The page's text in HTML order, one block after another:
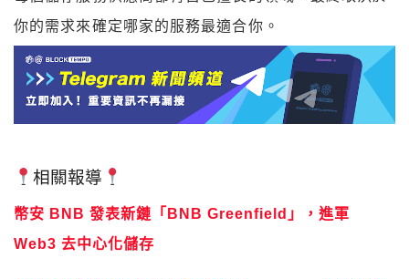
你的需求來確定哪家的服務最適合你。
相關報導
幣安 BNB 發表新鏈「BNB Greenfield」，進軍
Web3 去中心化儲存